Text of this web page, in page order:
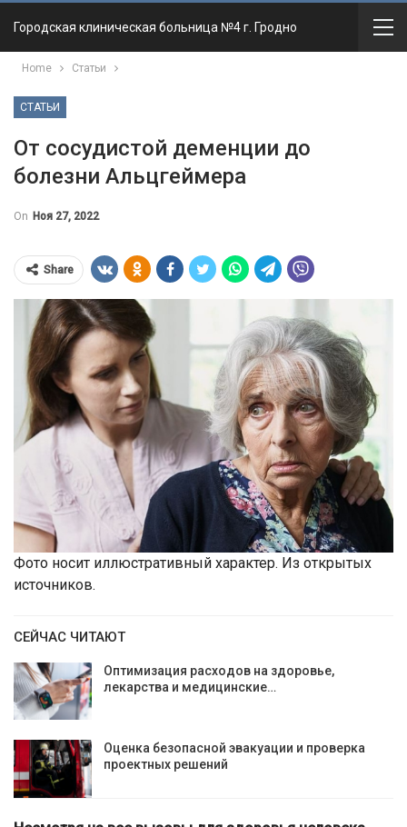
Городская клиническая больница №4 г. Гродно
Home Статьи
СТАТЬИ
От сосудистой деменции до
болезни Альцгеймера
On Ноя 27, 2022
Share
Фото носит иллюстративный характер. Из открытых
источников.
СЕЙЧАС ЧИТАЮТ
Оптимизация расходов на здоровье,
лекарства и медицинские…
Оценка безопасной эвакуации и проверка
проектных решений